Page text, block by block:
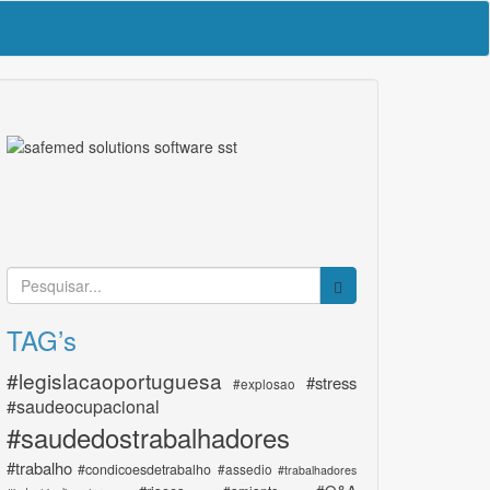
TAG’s
#legislacaoportuguesa #explosao #stress
#saudeocupacional
#saudedostrabalhadores
#trabalho #condicoesdetrabalho #assedio #trabalhadores